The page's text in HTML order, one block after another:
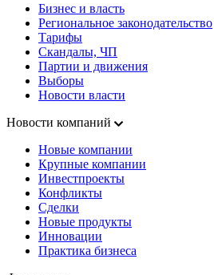
Бизнес и власть
Региональное законодательство
Тарифы
Скандалы, ЧП
Партии и движения
Выборы
Новости власти
Новости компаний
Новые компании
Крупные компании
Инвестпроекты
Конфликты
Сделки
Новые продукты
Инновации
Практика бизнеса